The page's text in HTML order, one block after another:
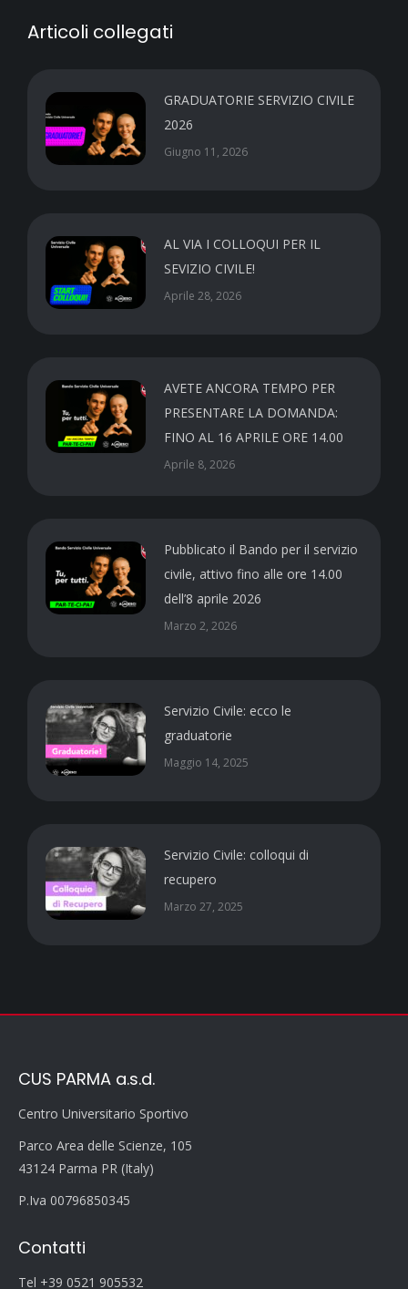
Articoli collegati
GRADUATORIE SERVIZIO CIVILE
2026
Giugno 11, 2026
AL VIA I COLLOQUI PER IL
SEVIZIO CIVILE!
Aprile 28, 2026
AVETE ANCORA TEMPO PER
PRESENTARE LA DOMANDA:
FINO AL 16 APRILE ORE 14.00
Aprile 8, 2026
Pubblicato il Bando per il servizio
civile, attivo fino alle ore 14.00
dell’8 aprile 2026
Marzo 2, 2026
Servizio Civile: ecco le
graduatorie
Maggio 14, 2025
Servizio Civile: colloqui di
recupero
Marzo 27, 2025
CUS PARMA a.s.d.
Centro Universitario Sportivo
Parco Area delle Scienze, 105
43124 Parma PR (Italy)
P.Iva 00796850345
Contatti
Tel +39 0521 905532